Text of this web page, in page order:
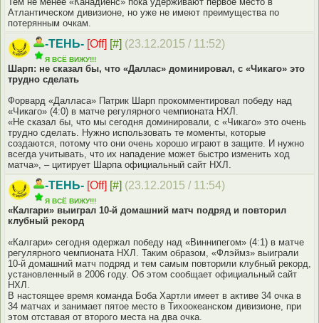
Атлантическом дивизионе, но уже не имеют преимущества по
потерянным очкам.
-ТЕНЬ- [Off] [#] (23.12.2015 / 11:52)
Я ВСЁ ВИЖУ!!!
Шарп: не сказал бы, что «Даллас» доминировал, с «Чикаго» это
трудно сделать
Форвард «Далласа» Патрик Шарп прокомментировал победу над
«Чикаго» (4:0) в матче регулярного чемпионата НХЛ.
«Не сказал бы, что мы сегодня доминировали, с «Чикаго» это очень
трудно сделать. Нужно использовать те моменты, которые
создаются, потому что они очень хорошо играют в защите. И нужно
всегда учитывать, что их нападение может быстро изменить ход
матча», – цитирует Шарпа официальный сайт НХЛ.
-ТЕНЬ- [Off] [#] (23.12.2015 / 11:54)
Я ВСЁ ВИЖУ!!!
«Калгари» выиграл 10-й домашний матч подряд и повторил
клубный рекорд
«Калгари» сегодня одержал победу над «Виннипегом» (4:1) в матче
регулярного чемпионата НХЛ. Таким образом, «Флэймз» выиграли
10-й домашний матч подряд и тем самым повторили клубный рекорд,
установленный в 2006 году. Об этом сообщает официальный сайт
НХЛ.
В настоящее время команда Боба Хартли имеет в активе 34 очка в
34 матчах и занимает пятое место в Тихоокеанском дивизионе, при
этом отставая от второго места на два очка.